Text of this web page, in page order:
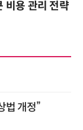
비용 관리 전략
법 개정”